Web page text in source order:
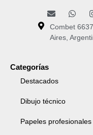
Combet
Aires,
Categorías
Destacados
Dibujo técnico
Papeles profesionales